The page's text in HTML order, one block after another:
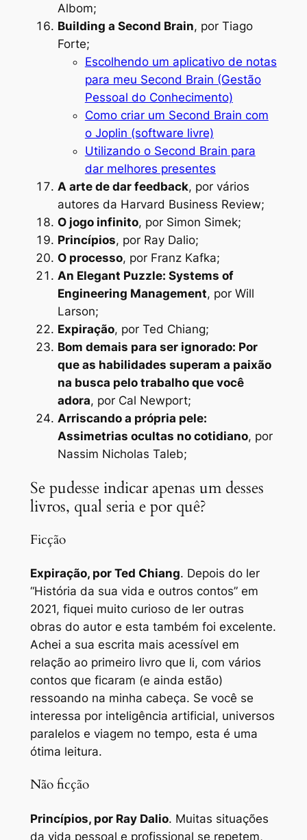
Albom;
Building a Second Brain, por Tiago
Forte;
Escolhendo um aplicativo de notas
para meu Second Brain (Gestão
Pessoal do Conhecimento)
Como criar um Second Brain com
o Joplin (software livre)
Utilizando o Second Brain para
dar melhores presentes
A arte de dar feedback, por vários
autores da Harvard Business Review;
O jogo infinito, por Simon Simek;
Princípios, por Ray Dalio;
O processo, por Franz Kafka;
An Elegant Puzzle: Systems of
Engineering Management, por Will
Larson;
Expiração, por Ted Chiang;
Bom demais para ser ignorado: Por
que as habilidades superam a paixão
na busca pelo trabalho que você
adora, por Cal Newport;
Arriscando a própria pele:
Assimetrias ocultas no cotidiano, por
Nassim Nicholas Taleb;
Se pudesse indicar apenas um desses
livros, qual seria e por quê?
Ficção
Expiração, por Ted Chiang. Depois do ler
“História da sua vida e outros contos” em
2021, fiquei muito curioso de ler outras
obras do autor e esta também foi excelente.
Achei a sua escrita mais acessível em
relação ao primeiro livro que li, com vários
contos que ficaram (e ainda estão)
ressoando na minha cabeça. Se você se
interessa por inteligência artificial, universos
paralelos e viagem no tempo, esta é uma
ótima leitura.
Não ficção
Princípios, por Ray Dalio. Muitas situações
da vida pessoal e profissional se repetem,